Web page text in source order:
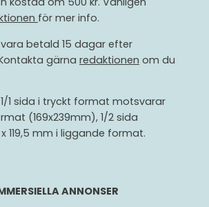
för mer info.
betald 15 dagar efter
gärna redaktionen om du
1 sida i tryckt format motsvarar
(169x239mm), 1/2 sida
119,5 mm i liggande format.
ANNONSER